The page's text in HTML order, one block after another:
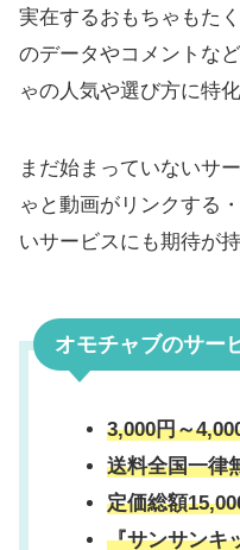
実在するおもちゃもた
のデータやコメントな
ゃの人気や選び方に特
まだ始まっていないサ
ゃと動画がリンクする
いサービスにも期待が持
オモチャブのサー
3,000円～
送料全国一律
定価総額
『サンサンキ